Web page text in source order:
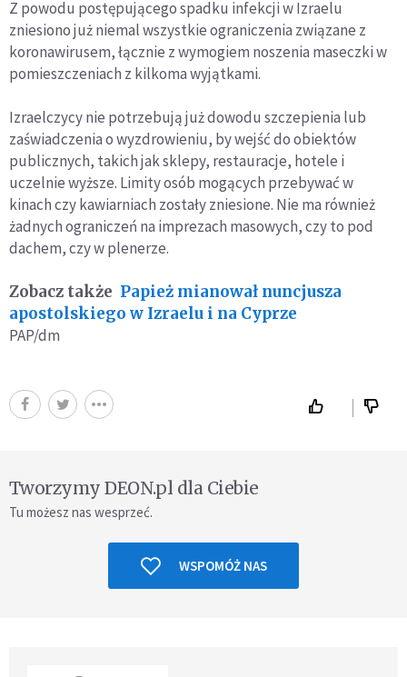
Z powodu postępującego spadku infekcji w Izraelu
zniesiono już niemal wszystkie ograniczenia związane z
koronawirusem, łącznie z wymogiem noszenia maseczki w
pomieszczeniach z kilkoma wyjątkami.
Izraelczycy nie potrzebują już dowodu szczepienia lub
zaświadczenia o wyzdrowieniu, by wejść do obiektów
publicznych, takich jak sklepy, restauracje, hotele i
uczelnie wyższe. Limity osób mogących przebywać w
kinach czy kawiarniach zostały zniesione. Nie ma również
żadnych ograniczeń na imprezach masowych, czy to pod
dachem, czy w plenerze.
Zobacz także Papież mianował nuncjusza
apostolskiego w Izraelu i na Cyprze
PAP/dm
Tworzymy DEON.pl dla Ciebie
Tu możesz nas wesprzeć.
WSPOMÓŻ NAS